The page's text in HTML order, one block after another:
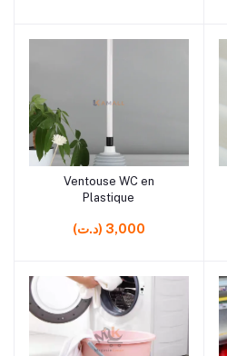
rrrrrr8
Ajouter au panier
Ventouse WC en
Plastique
(د.ت) 3,000